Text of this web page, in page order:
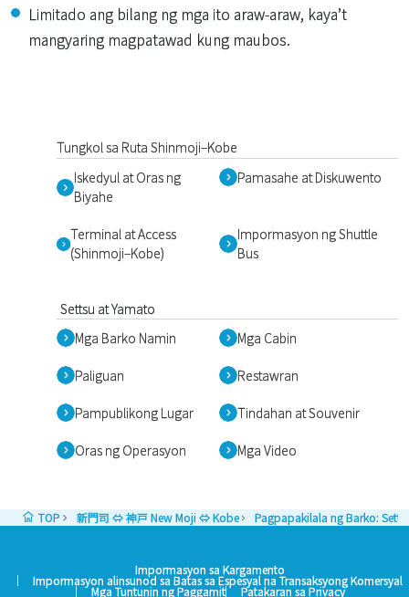
Limitado ang bilang ng mga ito araw-araw, kaya’t
mangyaring magpatawad kung maubos.
Tungkol sa Ruta Shinmoji–Kobe
Iskedyul at Oras ng
Biyahe
Pamasahe at Diskuwento
Terminal at Access
(Shinmoji–Kobe)
Impormasyon ng Shuttle
Bus
Settsu at Yamato
Mga Barko Namin
Mga Cabin
Paliguan Restawran
Pampublikong Lugar Tindahan at Souvenir
Oras ng Operasyon Mga Video
TOP 新門司 ⇔ 神戸 New Moji ⇔ Kobe Pagpapakilala ng Barko:
Impormasyon sa Kargamento
Impormasyon alinsunod sa Batas sa Espesyal na Transaksyong Komersyal
Mga Tuntunin ng Paggamit Patakaran sa Privacy